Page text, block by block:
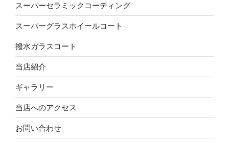
スーパーセラミックコーティング
スーパーグラスホイールコート
撥水ガラスコート
当店紹介
ギャラリー
当店へのアクセス
お問い合わせ